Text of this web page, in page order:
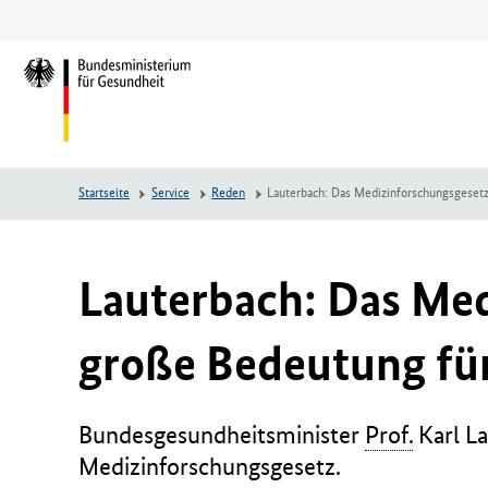
springen
springen
springen
L
B
n
Startseite Service Reden Lauterbach: Das
Lauterbach: Das
große Bedeutung
Bundesgesundheitsminister Prof. Karl
Medizinforschungsgesetz.